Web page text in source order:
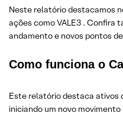
Neste relatório destacamos
ações como VALE3 . Confira
andamento e novos pontos
Como funciona o
Este relatório destaca ativos
iniciando um novo movimento